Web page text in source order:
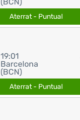
Aterrat - Puntual
19:01
Barcelona
(BCN)
Aterrat - Puntual